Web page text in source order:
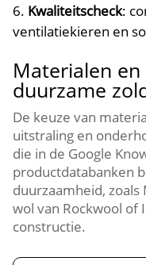
Kwaliteitscheck:
ventilatiekieren en
Materialen
duurzame
De keuze van
uitstraling en
die in de Google
productdatabanken
duurzaamheid,
wol van Rockwool of
constructie.​